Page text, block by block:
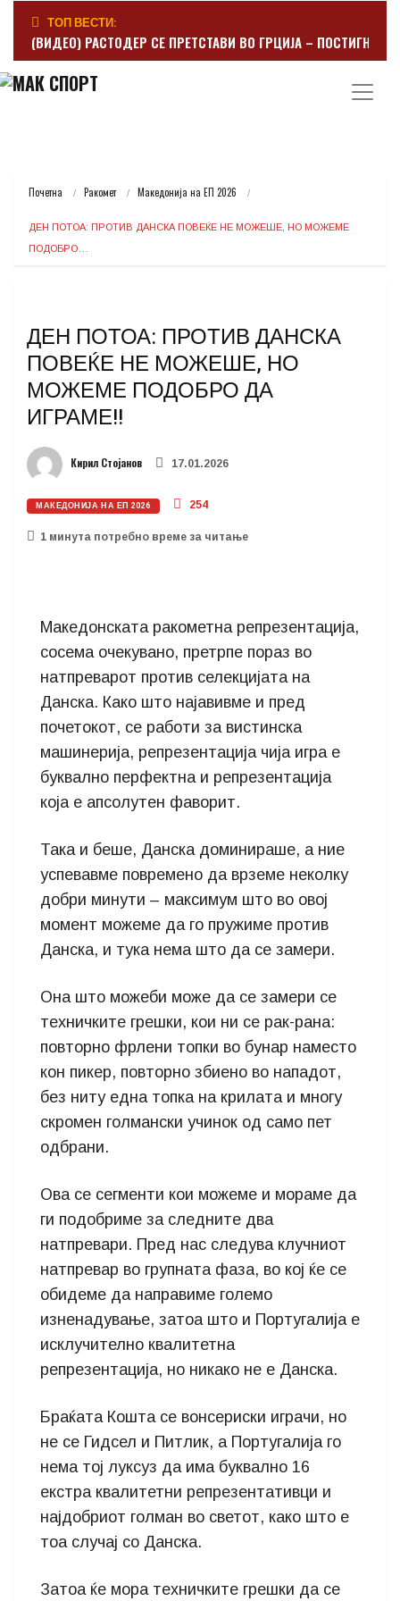
ТОП ВЕСТИ:
(ВИДЕО) РАСТОДЕР СЕ ПРЕТСТАВИ ВО ГРЦИЈА – ПОСТИГНА
Почетна Ракомет Македонија на ЕП 2026
ДЕН ПОТОА: ПРОТИВ ДАНСКА ПОВЕЌЕ НЕ МОЖЕШЕ, НО МОЖЕМЕ
ПОДОБРО…
ДЕН ПОТОА: ПРОТИВ ДАНСКА
ПОВЕЌЕ НЕ МОЖЕШЕ, НО
МОЖЕМЕ ПОДОБРО ДА
ИГРАМЕ!!
Кирил Стојанов 17.01.2026
МАКЕДОНИЈА НА ЕП 2026 254
1 минутa потребно време за читање
Македонската ракометна репрезентација,
сосема очекувано, претрпе пораз во
натпреварот против селекцијата на
Данска. Како што најавивме и пред
почетокот, се работи за вистинска
машинерија, репрезентација чија игра е
буквално перфектна и репрезентација
која е апсолутен фаворит.
Така и беше, Данска доминираше, а ние
успевавме повремено да врземе неколку
добри минути – максимум што во овој
момент можеме да го пружиме против
Данска, и тука нема што да се замери.
Она што можеби може да се замери се
техничките грешки, кои ни се рак-рана:
повторно фрлени топки во бунар наместо
кон пикер, повторно збиено во нападот,
без ниту една топка на крилата и многу
скромен голмански учинок од само пет
одбрани.
Ова се сегменти кои можеме и мораме да
ги подобриме за следните два
натпревари. Пред нас следува клучниот
натпревар во групната фаза, во кој ќе се
обидеме да направиме големо
изненадување, затоа што и Португалија е
исклучително квалитетна
репрезентација, но никако не е Данска.
Браќата Кошта се вонсериски играчи, но
не се Гидсел и Питлик, а Португалија го
нема тој луксуз да има буквално 16
екстра квалитетни репрезентативци и
најдобриот голман во светот, како што е
тоа случај со Данска.
Затоа ќе мора техничките грешки да се